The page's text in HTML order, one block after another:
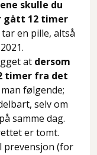
skulle du
12 timer
en pille, altså
at dersom
timer fra det
følgende;
selv om
samme dag.
er tomt.
prevensjon (for